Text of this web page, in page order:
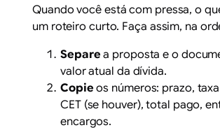
Quando você está com pressa, o
um roteiro curto. Faça assim, na
Separe a proposta e o
valor atual da dívida.
Copie os números: prazo,
CET (se houver), total pago,
encargos.